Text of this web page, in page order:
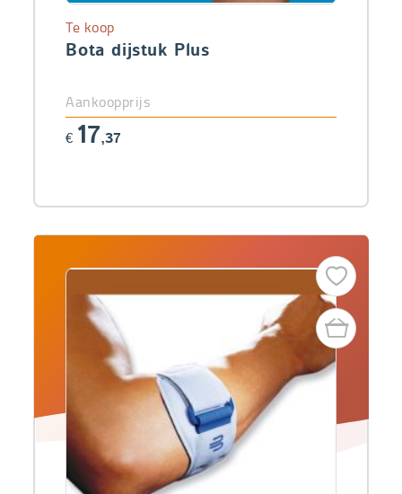
Bota dijstuk Plus
Te koop
Aankoopprijs
€ 17,37